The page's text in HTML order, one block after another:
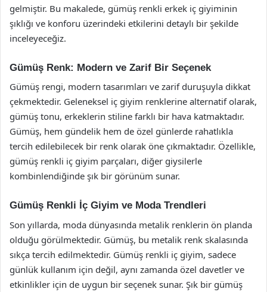
gelmiştir. Bu makalede, gümüş renkli erkek iç giyiminin
şıklığı ve konforu üzerindeki etkilerini detaylı bir şekilde
inceleyeceğiz.
Gümüş Renk: Modern ve Zarif Bir Seçenek
Gümüş rengi, modern tasarımları ve zarif duruşuyla dikkat
çekmektedir. Geleneksel iç giyim renklerine alternatif olarak,
gümüş tonu, erkeklerin stiline farklı bir hava katmaktadır.
Gümüş, hem gündelik hem de özel günlerde rahatlıkla
tercih edilebilecek bir renk olarak öne çıkmaktadır. Özellikle,
gümüş renkli iç giyim parçaları, diğer giysilerle
kombinlendiğinde şık bir görünüm sunar.
Gümüş Renkli İç Giyim ve Moda Trendleri
Son yıllarda, moda dünyasında metalik renklerin ön planda
olduğu görülmektedir. Gümüş, bu metalik renk skalasında
sıkça tercih edilmektedir. Gümüş renkli iç giyim, sadece
günlük kullanım için değil, aynı zamanda özel davetler ve
etkinlikler için de uygun bir seçenek sunar. Şık bir gümüş